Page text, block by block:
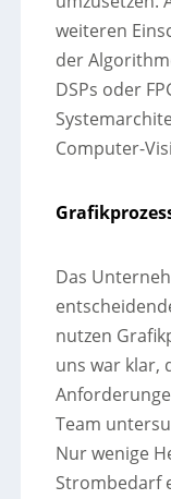
weiteren
der
DSPs oder
Computer-
Das
nutzen
uns war klar,
Team
Nur wenige
Strombedarf